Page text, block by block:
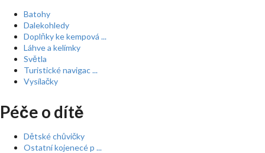
Batohy
Dalekohledy
Doplňky ke kempová ...
Láhve a kelímky
Světla
Turistické navigac ...
Vysílačky
Péče o dítě
Dětské chůvičky
Ostatní kojenecé p ...